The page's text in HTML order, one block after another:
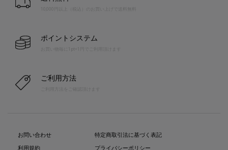
10,000円以上（税込）のお買い上げで送料無料
ポイントシステム
お買い物毎に1pt=1円でご利用頂けます
ご利用方法
お問い合わせ
利用規約
特定商取引法に基づく表記
プライバシーポリシー